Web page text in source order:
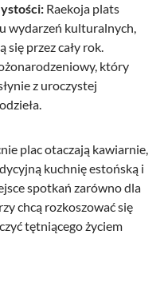
Raekoja plats
wydarzeń kulturalnych,
przez cały rok.
który
z uroczystej
plac otaczają kawiarnie,
kuchnię estońską i
spotkań zarówno dla
chcą rozkoszować się
tętniącego życiem